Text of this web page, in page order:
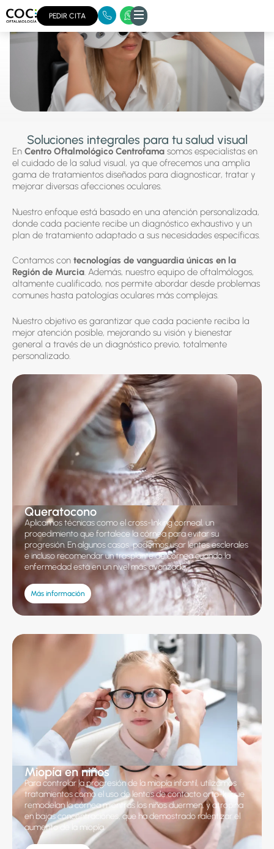
PEDIR CITA
Soluciones integrales para tu salud visual
En Centro Oftalmológico Centrofama somos especialistas en
el cuidado de la salud visual, ya que ofrecemos una amplia
gama de tratamientos diseñados para diagnosticar, tratar y
mejorar diversas afecciones oculares.
Nuestro enfoque está basado en una atención personalizada,
donde cada paciente recibe un diagnóstico exhaustivo y un
plan de tratamiento adaptado a sus necesidades específicas.
Contamos con tecnologías de vanguardia únicas en la
Región de Murcia. Además, nuestro equipo de oftalmólogos,
altamente cualificado, nos permite abordar desde problemas
comunes hasta patologías oculares más complejas.
Nuestro objetivo es garantizar que cada paciente reciba la
mejor atención posible, mejorando su visión y bienestar
general a través de un diagnóstico previo, totalmente
personalizado.
Queratocono
Aplicamos técnicas como el cross-linking corneal, un
procedimiento que fortalece la córnea para evitar su
progresión. En algunos casos, podemos usar lentes esclerales
e incluso recomendar un trasplante de córnea cuando la
enfermedad está en un nivel más avanzado.
Más información
Miopía en niños
Para controlar la progresión de la miopía infantil, utilizamos
tratamientos como el uso de lentes de contacto orto-k, que
remodelan la córnea mientras los niños duermen, y atropina
en bajas concentraciones, que ha demostrado ralentizar el
aumento de la miopía.